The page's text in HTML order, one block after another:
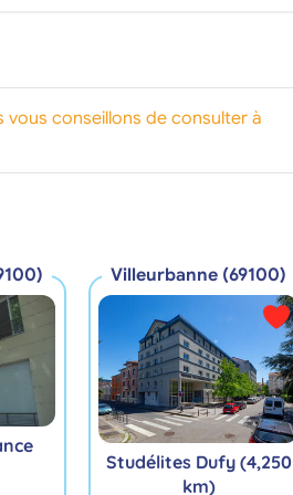
conseillons de consulter à
Villeurbanne (69100)
Studélites Dufy (4,250
km)